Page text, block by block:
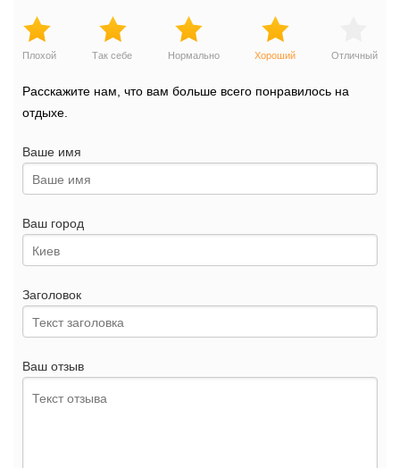
Плохой Так себе Нормально Хороший Отличный
Расскажите нам, что вам больше всего понравилось на
отдыхе.
Ваше имя
Ваш город
Заголовок
Ваш отзыв